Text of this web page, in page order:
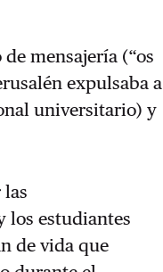
mensajería (“os
expulsaba a
universitario) y
los estudiantes
de vida que